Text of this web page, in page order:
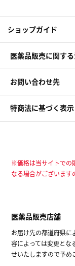
ショップガイド
医薬品販売に関す
お問い合わせ先
特商法に基づく表示
※価格は当サイトでの
なる場合がございます
医薬品販売店舗
お届け先の都道府県に
容によっては変更とな
せいたしますので予め